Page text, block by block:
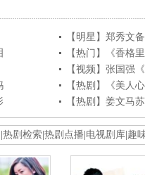
【明星】郑秀文
【热门】《香格
【视频】张国强
【热剧】《美人
【热剧】姜文马
热剧检索 热剧点播 电视剧库 趣